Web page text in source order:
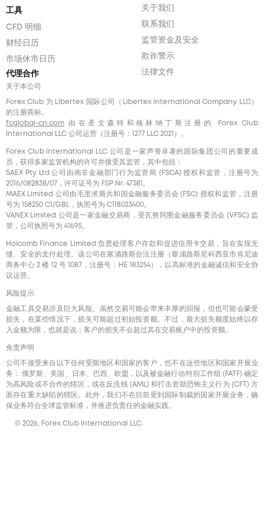
工具
CFD 明细
财经日历
市场休市日历
代理合作
关于我们
联系我们
监管资金及安全
欺诈警示
法律文件
关于本公司
Forex Club 为 Libertex 国际公司（Libertex International Company LLC）
的注册商标。
fcglobal-cn.com 由在圣文森特和格林纳丁斯注册的 Forex Club
International LLC 公司运营（注册号：1277 LLC 2021）。
Forex Club International LLC 公司是一家声誉卓著的国际集团公司的重要成
员，获得多家监管机构的许可并接受其监管，其中包括：
SAEX Pty Ltd 公司由南非金融部门行为监管局 (FSCA) 授权和监管，注册号为
2016/082838/07，许可证号为 FSP Nr. 47381。
MAEX Limited 公司由毛里求斯共和国金融服务委员会 (FSC) 授权和监管，注册
号为 158250 C1/GBL，执照号为 С118023400。
VANEX Limited 公司是一家金融交易商，受瓦努阿图金融服务委员会 (VFSC) 监
管，公司执照号为 41695。
Holcomb Finance Limited 负责处理客户存款和促进信用卡交易，旨在实现无
缝、安全的支付处理。该公司在塞浦路斯合法注册（塞浦路斯尼科西亚市肯尼迪
商务中心 2 楼 12 号 1087，注册号：HE 183254），以高标准的金融诚信和安全协
议运营。
风险提示
金融工具交易涉及巨大风险。虽然交易可能会带来丰厚的回报，但也可能会蒙受
损失，在某些情况下，损失可能超过初始投资额。不过，最大损失额度始终以存
入金额为限，也就是说：客户的损失不会超过其在交易账户中的投资额。
免责声明
公司不接受来自以下任何受限地区和国家的客户，也不在这些地区和国家开展业
务： 俄罗斯、美国、日本、巴西、欧盟，以及被金融行动特别工作组 (FATF) 确定
为高风险或不合作的辖区，或在反洗钱 (AML) 和打击资助恐怖主义行为 (CFT) 方
面存在重大缺陷的辖区。此外，我们不在目前受到国际制裁的国家开展业务，确
保业务符合全球监管标准，并推进负责任的金融实践。
© 2026, Forex Club International LLC